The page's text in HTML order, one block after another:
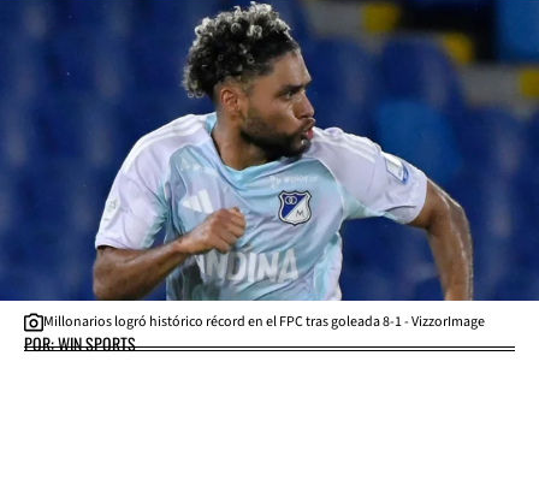
Millonarios logró histórico récord en el FPC tras goleada 8-1 - VizzorImage
POR: WIN SPORTS